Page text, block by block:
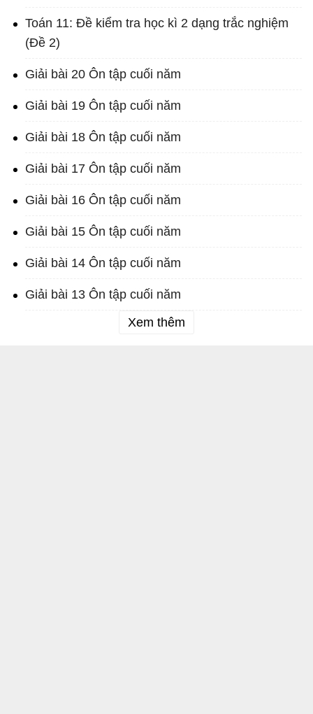
Toán 11: Đề kiểm tra học kì 2 dạng trắc nghiệm
(Đề 2)
Giải bài 20 Ôn tập cuối năm
Giải bài 19 Ôn tập cuối năm
Giải bài 18 Ôn tập cuối năm
Giải bài 17 Ôn tập cuối năm
Giải bài 16 Ôn tập cuối năm
Giải bài 15 Ôn tập cuối năm
Giải bài 14 Ôn tập cuối năm
Giải bài 13 Ôn tập cuối năm
Xem thêm